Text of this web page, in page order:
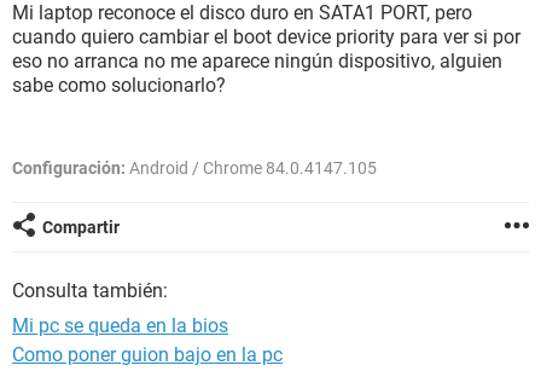
Mi laptop reconoce el disco duro en SATA1 PORT, pero
cuando quiero cambiar el boot device priority para ver si por
eso no arranca no me aparece ningún dispositivo, alguien
sabe como solucionarlo?
Configuración: Android / Chrome 84.0.4147.105
Compartir
Consulta también:
Mi pc se queda en la bios
Como poner guion bajo en la pc